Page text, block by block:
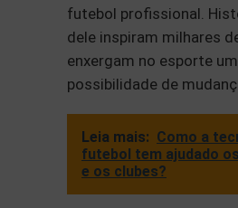
futebol profissional.
dele inspiram milhares
enxergam no esporte
possibilidade de
Leia mais: Como a
futebol tem ajudado
e os clubes?